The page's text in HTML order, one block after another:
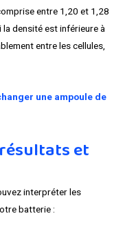
entre 1,20 et 1,28
densité est inférieure à
entre les cellules,
une ampoule de
et
interpréter les
batterie :